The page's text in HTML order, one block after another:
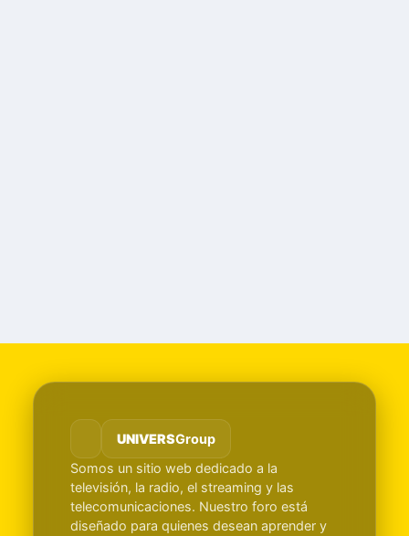
UNIVERSGroup
Somos un sitio web dedicado a la
televisión, la radio, el streaming y las
telecomunicaciones. Nuestro foro está
diseñado para quienes desean aprender y